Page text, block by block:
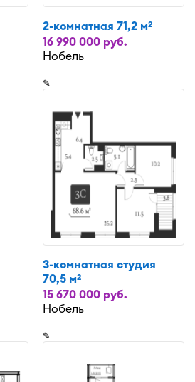
2-комнатная 71,2 м2
16 990 000 руб.
Нобель
✎
3-комнатная студия
70,5 м2
15 670 000 руб.
Нобель
✎